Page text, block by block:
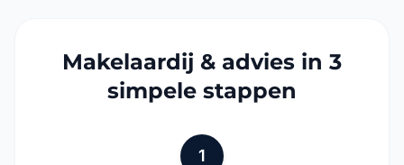
Makelaardij & advies in 3
simpele stappen
1